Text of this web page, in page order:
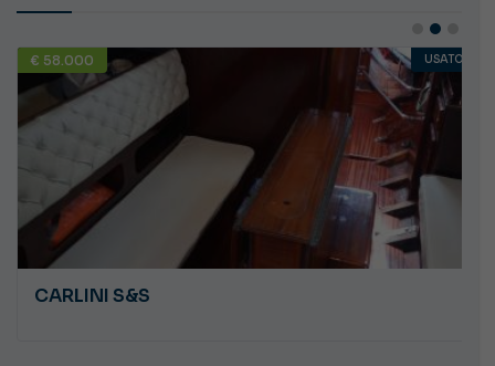
€ 58.000 USATO
CARLINI S&S